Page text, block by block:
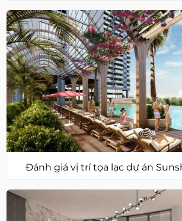
Đánh giá vị trí tọa lạc dự án